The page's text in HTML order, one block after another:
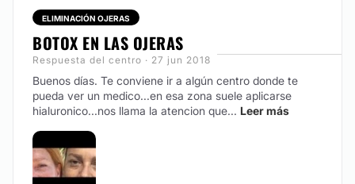
ELIMINACIÓN OJERAS
BOTOX EN LAS OJERAS
Respuesta del centro · 27 jun 2018
Buenos días. Te conviene ir a algún centro donde te
pueda ver un medico...en esa zona suele aplicarse
hialuronico...nos llama la atencion que... Leer más